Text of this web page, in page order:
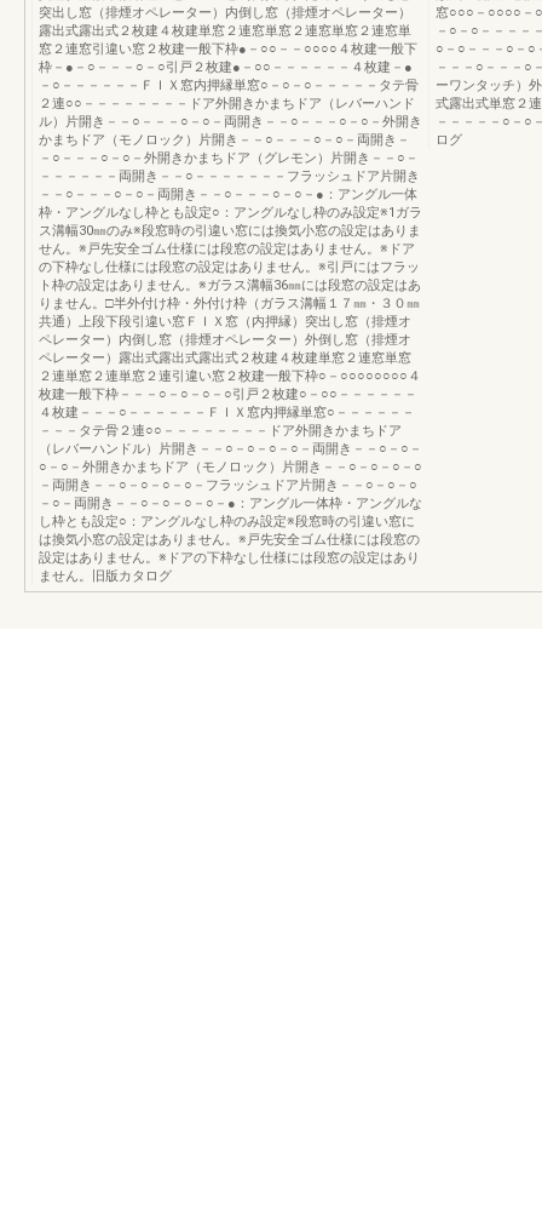
突出し窓（排煙オペレーター）内倒し窓（排煙オペレーター）
露出式露出式２枚建４枚建単窓２連窓単窓２連窓単窓２連窓単
窓２連窓引違い窓２枚建一般下枠●－○○－－○○○○４枚建一般下
枠－●－○－－－○－○引戸２枚建●－○○－－－－－－４枚建－●
－○－－－－－－ＦＩＸ窓内押縁単窓○－○－○－－－－－タテ骨
２連○○－－－－－－－－ドア外開きかまちドア（レバーハンド
ル）片開き－－○－－－○－○－両開き－－○－－－○－○－外開き
かまちドア（モノロック）片開き－－○－－－○－○－両開き－
－○－－－○－○－外開きかまちドア（グレモン）片開き－－○－
－－－－－－両開き－－○－－－－－－－フラッシュドア片開き
－－○－－－○－○－両開き－－○－－－○－○－●：アングル一体
枠・アングルなし枠とも設定○：アングルなし枠のみ設定※1ガラ
ス溝幅30㎜のみ※段窓時の引違い窓には換気小窓の設定はありま
せん。※戸先安全ゴム仕様には段窓の設定はありません。※ドア
の下枠なし仕様には段窓の設定はありません。※引戸にはフラッ
ト枠の設定はありません。※ガラス溝幅36㎜には段窓の設定はあ
りません。□半外付け枠・外付け枠（ガラス溝幅１７㎜・３０㎜
共通）上段下段引違い窓ＦＩＸ窓（内押縁）突出し窓（排煙オ
ペレーター）内倒し窓（排煙オペレーター）外倒し窓（排煙オ
ペレーター）露出式露出式露出式２枚建４枚建単窓２連窓単窓
２連単窓２連単窓２連引違い窓２枚建一般下枠○－○○○○○○○○４
枚建一般下枠－－－○－○－○－○引戸２枚建○－○○－－－－－－
４枚建－－－○－－－－－－ＦＩＸ窓内押縁単窓○－－－－－－
－－－タテ骨２連○○－－－－－－－－ドア外開きかまちドア
（レバーハンドル）片開き－－○－○－○－○－両開き－－○－○－
○－○－外開きかまちドア（モノロック）片開き－－○－○－○－○
－両開き－－○－○－○－○－フラッシュドア片開き－－○－○－○
－○－両開き－－○－○－○－○－●：アングル一体枠・アングルな
し枠とも設定○：アングルなし枠のみ設定※段窓時の引違い窓に
は換気小窓の設定はありません。※戸先安全ゴム仕様には段窓の
設定はありません。※ドアの下枠なし仕様には段窓の設定はあり
ません。旧版カタログ
窓○○○－○○○○－
－○－○－－－－
○－○－－－○－○
－－－○－－－○
ーワンタッチ）
式露出式単窓２
－－－－－○－○
ログ